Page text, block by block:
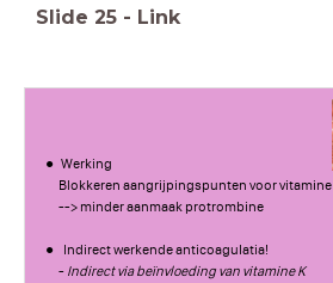
Slide 25 - Link
Werking
Blokkeren aangrijpingspunten voor vitamine
--> minder aanmaak protrombine
Indirect werkende anticoagulatia!
-Indirect via beïnvloeding van vitamine K